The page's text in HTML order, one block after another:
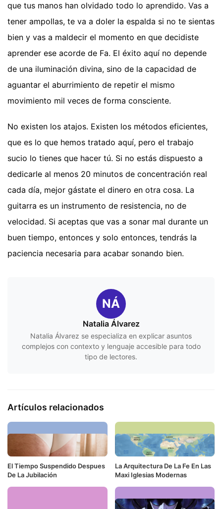
que tus manos han olvidado todo lo aprendido. Vas a
tener ampollas, te va a doler la espalda si no te sientas
bien y vas a maldecir el momento en que decidiste
aprender ese acorde de Fa. El éxito aquí no depende
de una iluminación divina, sino de la capacidad de
aguantar el aburrimiento de repetir el mismo
movimiento mil veces de forma consciente.
No existen los atajos. Existen los métodos eficientes,
que es lo que hemos tratado aquí, pero el trabajo
sucio lo tienes que hacer tú. Si no estás dispuesto a
dedicarle al menos 20 minutos de concentración real
cada día, mejor gástate el dinero en otra cosa. La
guitarra es un instrumento de resistencia, no de
velocidad. Si aceptas que vas a sonar mal durante un
buen tiempo, entonces y solo entonces, tendrás la
paciencia necesaria para acabar sonando bien.
NÁ
Natalia Álvarez
Natalia Álvarez se especializa en explicar asuntos
complejos con contexto y lenguaje accesible para todo
tipo de lectores.
Artículos relacionados
El Tiempo Suspendido Despues
De La Jubilación
La Arquitectura De La Fe En Las
Maxi Iglesias Modernas